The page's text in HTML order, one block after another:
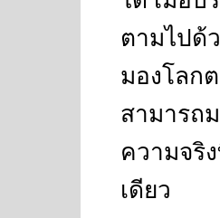
ตามไปด้
มองโลก
สามารถ
ความจริ
เดียว